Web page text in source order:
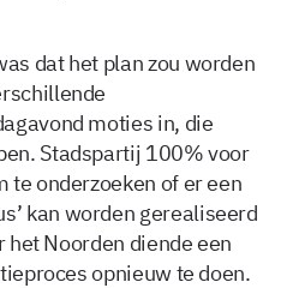
dat het plan zou worden
moties in, die
Stadspartij 100% voor
te onderzoeken of er een
kan worden gerealiseerd
Noorden diende een
opnieuw te doen.